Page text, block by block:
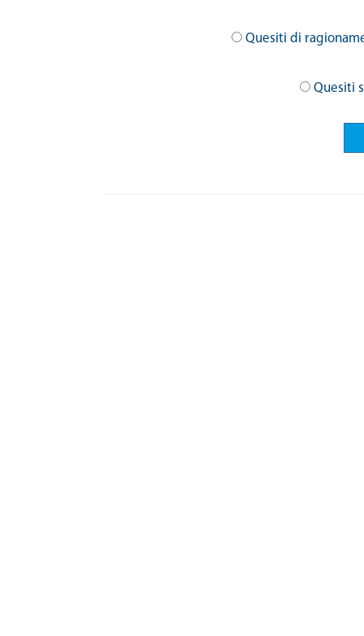
Quesiti di
Quesiti